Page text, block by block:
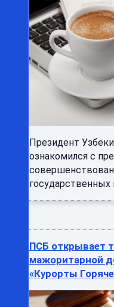
Президент
ознакомился с
государственных
ПСБ открывает
мажоритарной
«Курорты